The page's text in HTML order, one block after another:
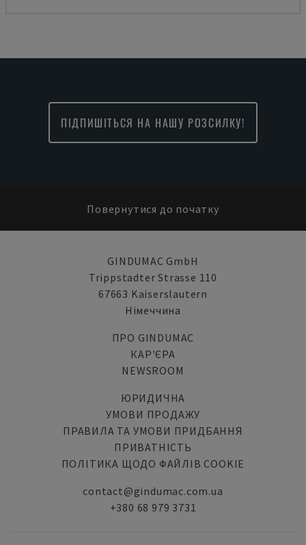
ПІДПИШІТЬСЯ НА НАШУ РОЗСИЛКУ!
Повернутися до початку
GINDUMAC GmbH
Trippstadter Strasse 110
67663 Kaiserslautern
Німеччина
ПРО GINDUMAC
КАР'ЄРА
NEWSROOM
ЮРИДИЧНА
УМОВИ ПРОДАЖУ
ПРАВИЛА ТА УМОВИ ПРИДБАННЯ
ПРИВАТНІСТЬ
ПОЛІТИКА ЩОДО ФАЙЛІВ COOKIE
contact@gindumac.com.ua
+380 68 979 3731